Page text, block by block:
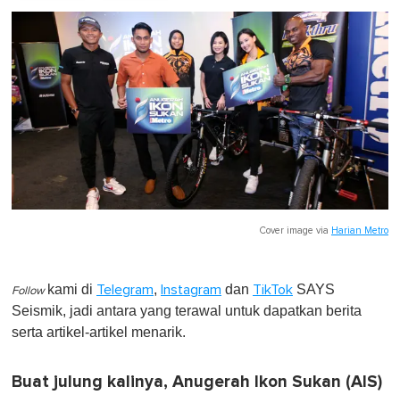
Cover image via Harian Metro
Follow kami di Telegram, Instagram dan TikTok SAYS
Seismik, jadi antara yang terawal untuk dapatkan berita
serta artikel-artikel menarik.
Buat julung kalinya, Anugerah Ikon Sukan (AIS)